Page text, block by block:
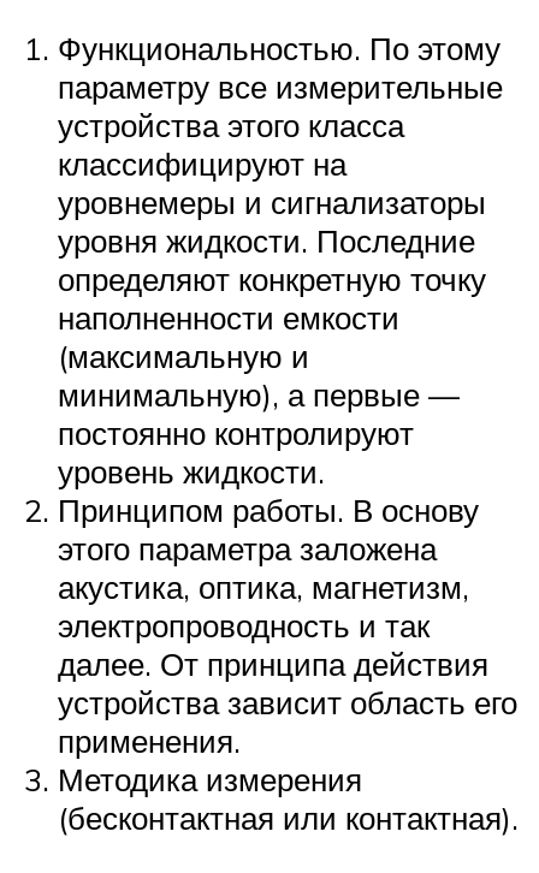
Функциональностью. По этому
параметру все измерительные
устройства этого класса
классифицируют на
уровнемеры и сигнализаторы
уровня жидкости. Последние
определяют конкретную точку
наполненности емкости
(максимальную и
минимальную), а первые —
постоянно контролируют
уровень жидкости.
Принципом работы. В основу
этого параметра заложена
акустика, оптика, магнетизм,
электропроводность и так
далее. От принципа действия
устройства зависит область его
применения.
Методика измерения
(бесконтактная или контактная).